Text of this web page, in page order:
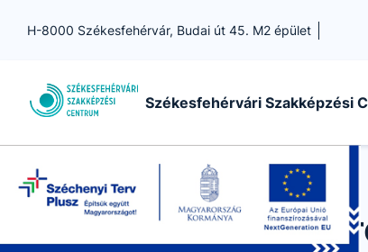
H-8000 Székesfehérvár, Budai út 45. M2 épület
Székesfehérvári Szakképzési